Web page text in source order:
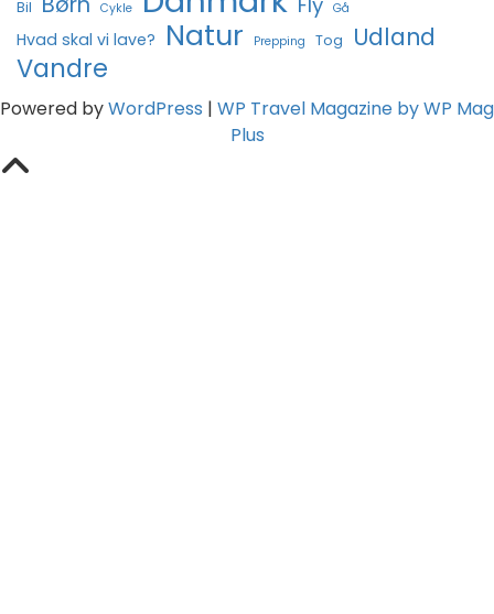
Bil Cykle Gå
Hvad skal vi lave? Natur Prepping Tog Udland
Vandre
Powered byWordPress | WP Travel Magazine by WP Mag
Plus